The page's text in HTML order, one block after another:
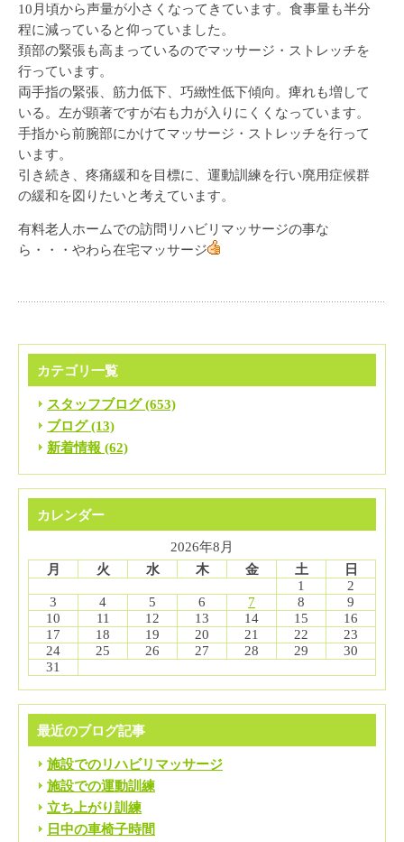
10月頃から声量が小さくなってきています。食事量も半分
程に減っていると仰っていました。
頚部の緊張も高まっているのでマッサージ・ストレッチを
行っています。
両手指の緊張、筋力低下、巧緻性低下傾向。痺れも増して
いる。左が顕著ですが右も力が入りにくくなっています。
手指から前腕部にかけてマッサージ・ストレッチを行って
います。
引き続き、疼痛緩和を目標に、運動訓練を行い廃用症候群
の緩和を図りたいと考えています。
有料老人ホームでの訪問リハビリマッサージの事な
ら・・・やわら在宅マッサージ
カテゴリ一覧
スタッフブログ (653)
ブログ (13)
新着情報 (62)
カレンダー
2026年8月
月
火 水 木 金 土
日
1
2
3
4 5 6 7 8
9
10
11 12 13 14 15
16
17
18 19 20 21 22
23
24
25 26 27 28 29
30
31
最近のブログ記事
施設でのリハビリマッサージ
施設での運動訓練
立ち上がり訓練
日中の車椅子時間